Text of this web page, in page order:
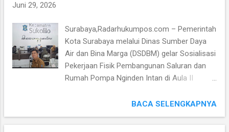
Juni 29, 2026
Surabaya,Radarhukumpos.com – Pemerintah
Kota Surabaya melalui Dinas Sumber Daya
Air dan Bina Marga (DSDBM) gelar Sosialisasi
Pekerjaan Fisik Pembangunan Saluran dan
Rumah Pompa Nginden Intan di Aula II
Sukolilo. Proyek ini menjadi salah satu upaya
Strategis untuk Mengurangi Banjir dan
Genangan yang selama ini kerap melanda di
BACA SELENGKAPNYA